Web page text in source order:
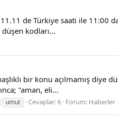
de Türkiye saati ile 11:00
kodları...
bir konu açılmamış diye
"aman, eli...
umut Cevaplar: 6 Forum: Haberler